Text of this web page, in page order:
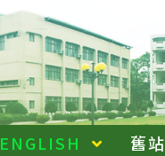
ENGLISH 舊站